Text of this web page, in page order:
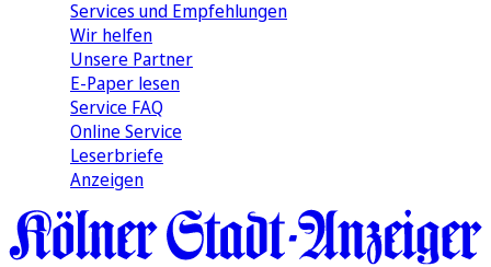
Services und Empfehlungen
Wir helfen
Unsere Partner
E-Paper lesen
Service FAQ
Online Service
Leserbriefe
Anzeigen